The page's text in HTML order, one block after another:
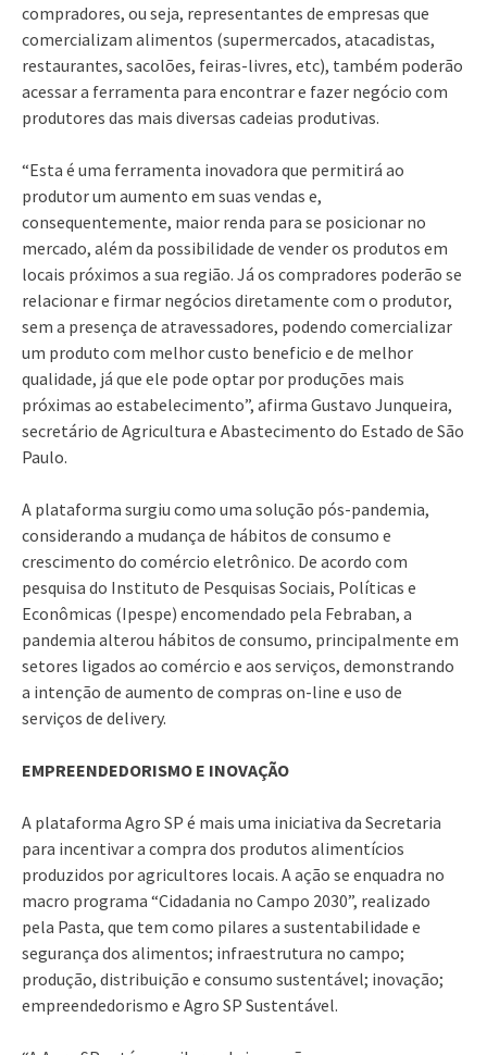
compradores, ou seja, representantes de empresas que
comercializam alimentos (supermercados, atacadistas,
restaurantes, sacolões, feiras-livres, etc), também poderão
acessar a ferramenta para encontrar e fazer negócio com
produtores das mais diversas cadeias produtivas.
​“Esta é uma ferramenta inovadora que permitirá ao
produtor um aumento em suas vendas e,
consequentemente, maior renda para se posicionar no
mercado, além da possibilidade de vender os produtos em
locais próximos a sua região. Já os compradores poderão se
relacionar e firmar negócios diretamente com o produtor,
sem a presença de atravessadores, podendo comercializar
um produto com melhor custo beneficio e de melhor
qualidade, já que ele pode optar por produções mais
próximas ao estabelecimento”, afirma Gustavo Junqueira,
secretário de Agricultura e Abastecimento do Estado de São
Paulo.
A plataforma surgiu como uma solução pós-pandemia,
considerando a mudança de hábitos de consumo e
crescimento do comércio eletrônico. De acordo com
pesquisa do Instituto de Pesquisas Sociais, Políticas e
Econômicas (Ipespe) encomendado pela Febraban, a
pandemia alterou hábitos de consumo, principalmente em
setores ligados ao comércio e aos serviços, demonstrando
a intenção de aumento de compras on-line e uso de
serviços de delivery.
EMPREENDEDORISMO E INOVAÇÃO
​A plataforma Agro SP é mais uma iniciativa da Secretaria
para incentivar a compra dos produtos alimentícios
produzidos por agricultores locais. A ação se enquadra no
macro programa “Cidadania no Campo 2030”, realizado
pela Pasta, que tem como pilares a sustentabilidade e
segurança dos alimentos; infraestrutura no campo;
produção, distribuição e consumo sustentável; inovação;
empreendedorismo e Agro SP Sustentável.